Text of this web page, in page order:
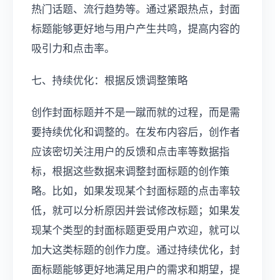
热门话题、流行趋势等。通过紧跟热点，封面
标题能够更好地与用户产生共鸣，提高内容的
吸引力和点击率。
七、持续优化：根据反馈调整策略
创作封面标题并不是一蹴而就的过程，而是需
要持续优化和调整的。在发布内容后，创作者
应该密切关注用户的反馈和点击率等数据指
标，根据这些数据来调整封面标题的创作策
略。比如，如果发现某个封面标题的点击率较
低，就可以分析原因并尝试修改标题；如果发
现某个类型的封面标题更受用户欢迎，就可以
加大这类标题的创作力度。通过持续优化，封
面标题能够更好地满足用户的需求和期望，提